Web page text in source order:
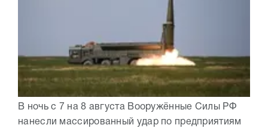
В ночь с 7 на 8 августа Вооружённые Силы РФ
нанесли массированный удар по предприятиям